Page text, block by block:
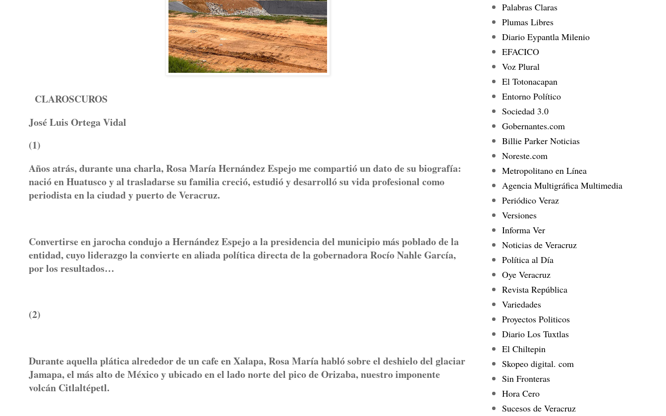
CLAROSCUROS
José Luis Ortega Vidal
(1)
Años atrás, durante una charla, Rosa María Hernández Espejo me compartió un dato de su biografía:
nació en Huatusco y al trasladarse su familia creció, estudió y desarrolló su vida profesional como
periodista en la ciudad y puerto de Veracruz.
Convertirse en jarocha condujo a Hernández Espejo a la presidencia del municipio más poblado de la
entidad, cuyo liderazgo la convierte en aliada política directa de la gobernadora Rocío Nahle García,
por los resultados…
(2)
Durante aquella plática alrededor de un cafe en Xalapa, Rosa María habló sobre el deshielo del glaciar
Jamapa, el más alto de México y ubicado en el lado norte del pico de Orizaba, nuestro imponente
volcán Citlaltépetl.
Palabras Claras
Plumas Libres
Diario Eypantla Milenio
EFACICO
Voz Plural
El Totonacapan
Entorno Político
Sociedad 3.0
Gobernantes.com
Billie Parker Noticias
Noreste.com
Metropolitano en Línea
Agencia Multigráfica Multimedia
Periódico Veraz
Versiones
Informa Ver
Noticias de Veracruz
Política al Día
Oye Veracruz
Revista República
Variedades
Proyectos Politicos
Diario Los Tuxtlas
El Chiltepin
Skopeo digital. com
Sin Fronteras
Hora Cero
Sucesos de Veracruz